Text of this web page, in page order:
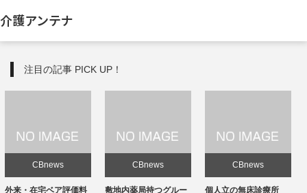
介護アンテナ
注目の記事 PICK UP！
CBnews
敷地内薬局持つグルー
CBnews
個人立の無床診療所
CBnews
個人立の無床診療所